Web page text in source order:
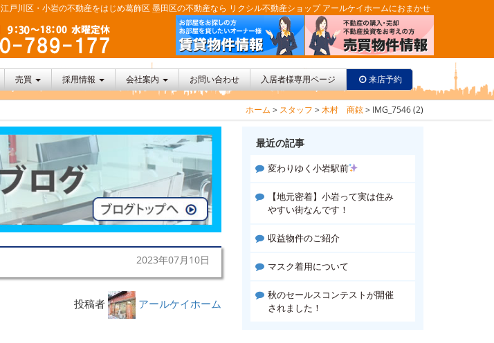
江戸川区・小岩の不動産をはじめ葛飾区 墨田区の不動産なら リクシル不動産ショップ アールケイホームにおまかせ
売買 採用情報 会社案内 お問い合わせ 入居者様専用ページ 来店予約
ホーム > スタッフ >木村 商鉉> IMG_7546 (2)
2023年07月10日
投稿者 アールケイホーム
最近の記事
変わりゆく小岩駅前
【地元密着】小岩って実は住み
やすい街なんです！
収益物件のご紹介
マスク着用について
秋のセールスコンテストが開催
されました！